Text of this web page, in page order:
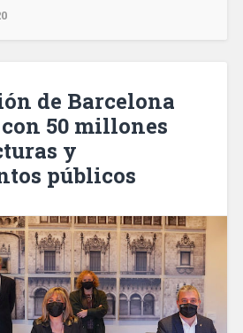
de Barcelona
50 millones
y
públicos